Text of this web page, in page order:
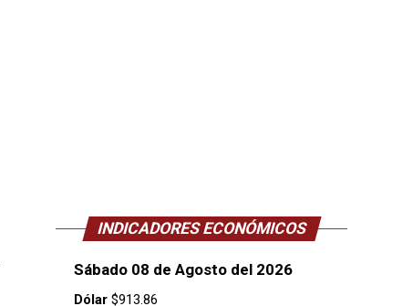
INDICADORES ECONÓMICOS
Sábado 08 de Agosto del 2026
Dólar $913.86